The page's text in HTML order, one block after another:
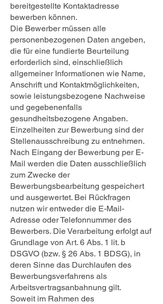
bereitgestellte Kontaktadresse
bewerben können.
Die Bewerber müssen alle
personenbezogenen Daten angeben,
die für eine fundierte Beurteilung
erforderlich sind, einschließlich
allgemeiner Informationen wie Name,
Anschrift und Kontaktmöglichkeiten,
sowie leistungsbezogene Nachweise
und gegebenenfalls
gesundheitsbezogene Angaben.
Einzelheiten zur Bewerbung sind der
Stellenausschreibung zu entnehmen.
Nach Eingang der Bewerbung per E-
Mail werden die Daten ausschließlich
zum Zwecke der
Bewerbungsbearbeitung gespeichert
und ausgewertet. Bei Rückfragen
nutzen wir entweder die E-Mail-
Adresse oder Telefonnummer des
Bewerbers. Die Verarbeitung erfolgt auf
Grundlage von Art. 6 Abs. 1 lit. b
DSGVO (bzw. § 26 Abs. 1 BDSG), in
deren Sinne das Durchlaufen des
Bewerbungsverfahrens als
Arbeitsvertragsanbahnung gilt.
Soweit im Rahmen des